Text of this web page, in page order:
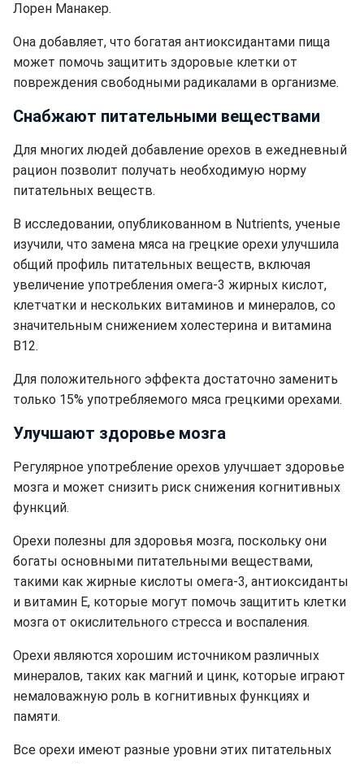
Лорен Манакер.
Она добавляет, что богатая антиоксидантами пища
может помочь защитить здоровые клетки от
повреждения свободными радикалами в организме.
Снабжают питательными веществами
Для многих людей добавление орехов в ежедневный
рацион позволит получать необходимую норму
питательных веществ.
В исследовании, опубликованном в Nutrients, ученые
изучили, что замена мяса на грецкие орехи улучшила
общий профиль питательных веществ, включая
увеличение употребления омега-3 жирных кислот,
клетчатки и нескольких витаминов и минералов, со
значительным снижением холестерина и витамина
B12.
Для положительного эффекта достаточно заменить
только 15% употребляемого мяса грецкими орехами.
Улучшают здоровье мозга
Регулярное употребление орехов улучшает здоровье
мозга и может снизить риск снижения когнитивных
функций.
Орехи полезны для здоровья мозга, поскольку они
богаты основными питательными веществами,
такими как жирные кислоты омега-3, антиоксиданты
и витамин Е, которые могут помочь защитить клетки
мозга от окислительного стресса и воспаления.
Орехи являются хорошим источником различных
минералов, таких как магний и цинк, которые играют
немаловажную роль в когнитивных функциях и
памяти.
Все орехи имеют разные уровни этих питательных